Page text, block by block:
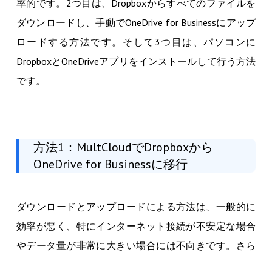
率的です。2つ目は、Dropboxからすべてのファイルを
ダウンロードし、手動でOneDrive for Businessにアップ
ロードする方法です。そして3つ目は、パソコンに
DropboxとOneDriveアプリをインストールして行う方法
です。
方法1：MultCloudでDropboxから
OneDrive for Businessに移行
ダウンロードとアップロードによる方法は、一般的に
効率が悪く、特にインターネット接続が不安定な場合
やデータ量が非常に大きい場合には不向きです。さら